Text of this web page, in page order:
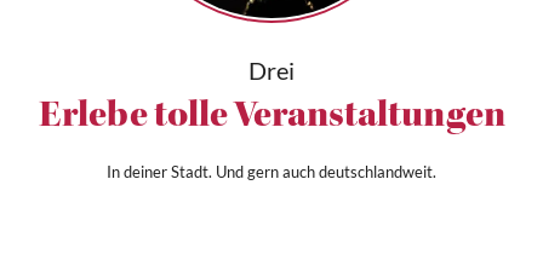
Drei
Erlebe tolle Veranstaltungen
In deiner Stadt. Und gern auch deutschlandweit.